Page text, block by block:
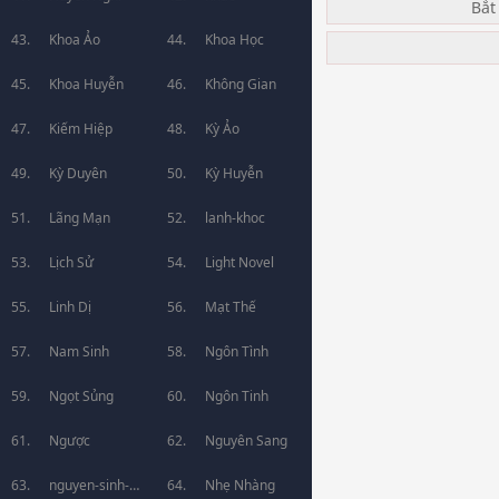
Khoa Ảo Khoa Học
Khoa Huyễn Không Gian
Kiếm Hiệp Kỳ Ảo
Kỳ Duyên Kỳ Huyễn
Lãng Mạn lanh-khoc
Lịch Sử Light Novel
Linh Dị Mạt Thế
Nam Sinh Ngôn Tình
Ngọt Sủng Ngôn Tinh
Ngược Nguyên Sang
nguyen-sinh- Nhẹ Nhàng